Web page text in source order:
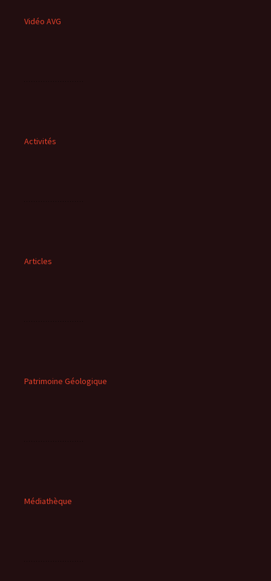
Vidéo AVG
Activités
Articles
Patrimoine Géologique
Médiathèque